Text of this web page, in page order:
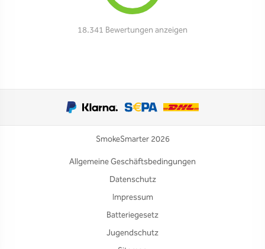
18.341 Bewertungen anzeigen
SmokeSmarter 2026
Allgemeine Geschäftsbedingungen
Datenschutz
Impressum
Batteriegesetz
Jugendschutz